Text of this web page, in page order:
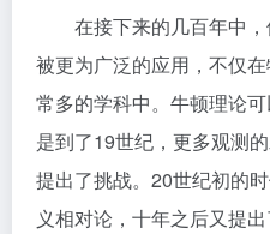
在接下来的几百年中，
被更为广泛的应用，不仅
常多的学科中。牛顿理论
是到了19世纪，更多观测
提出了挑战。20世纪初的
义相对论，十年之后又提